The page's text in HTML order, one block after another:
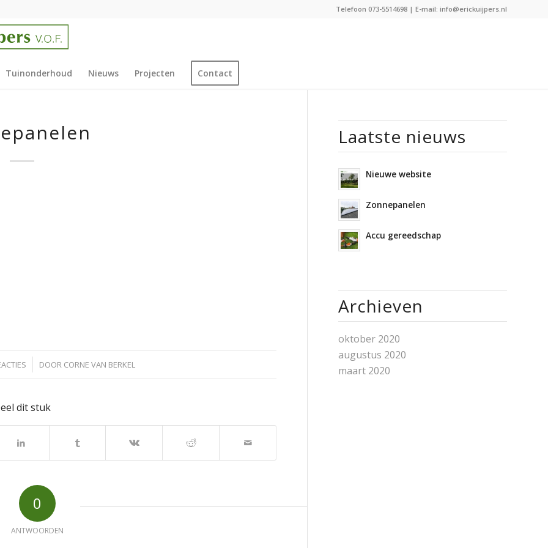
Telefoon 073-5514698 | E-mail: info@erickuijpers.nl
Tuinonderhoud Nieuws Projecten Contact
DOOR CORNE VAN BERKEL
dit stuk
0
ANTWOORDEN
Laatste nieuws
Nieuwe website
Zonnepanelen
Accu gereedschap
Archieven
oktober 2020
augustus 2020
maart 2020